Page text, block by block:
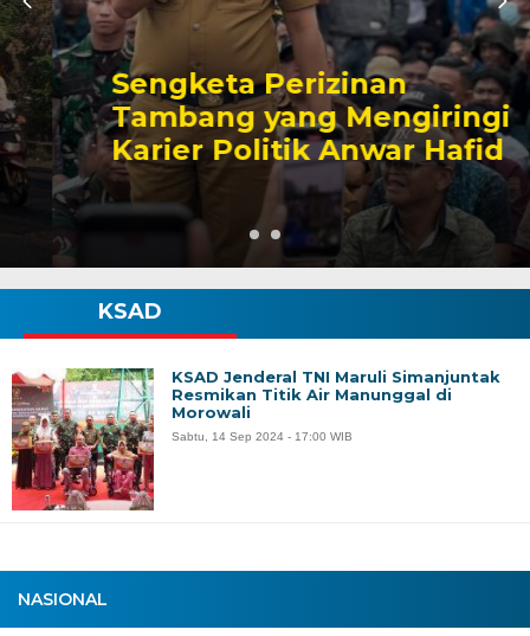
Sengketa Perizinan
Tambang yang Mengiringi
Karier Politik Anwar Hafid
NASIONAL
KSAD
KSAD Jenderal TNI Maruli Simanjuntak
Resmikan Titik Air Manunggal di
Morowali
Sabtu, 14 Sep 2024 - 17:00 WIB